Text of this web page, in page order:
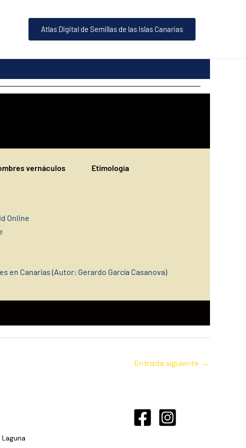
Atlas Digital de Semillas de las Islas Canarias
vernáculos Etimología
Online
en Canarias (Autor: Gerardo García Casanova)
Entrada siguiente →